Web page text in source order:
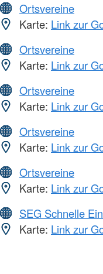
Ortsvereine
Karte: Link zur
Ortsvereine
Karte: Link zur
Ortsvereine
Karte: Link zur
Ortsvereine
Karte: Link zur
Ortsvereine
Karte: Link zur
SEG Schnelle
Karte: Link zur